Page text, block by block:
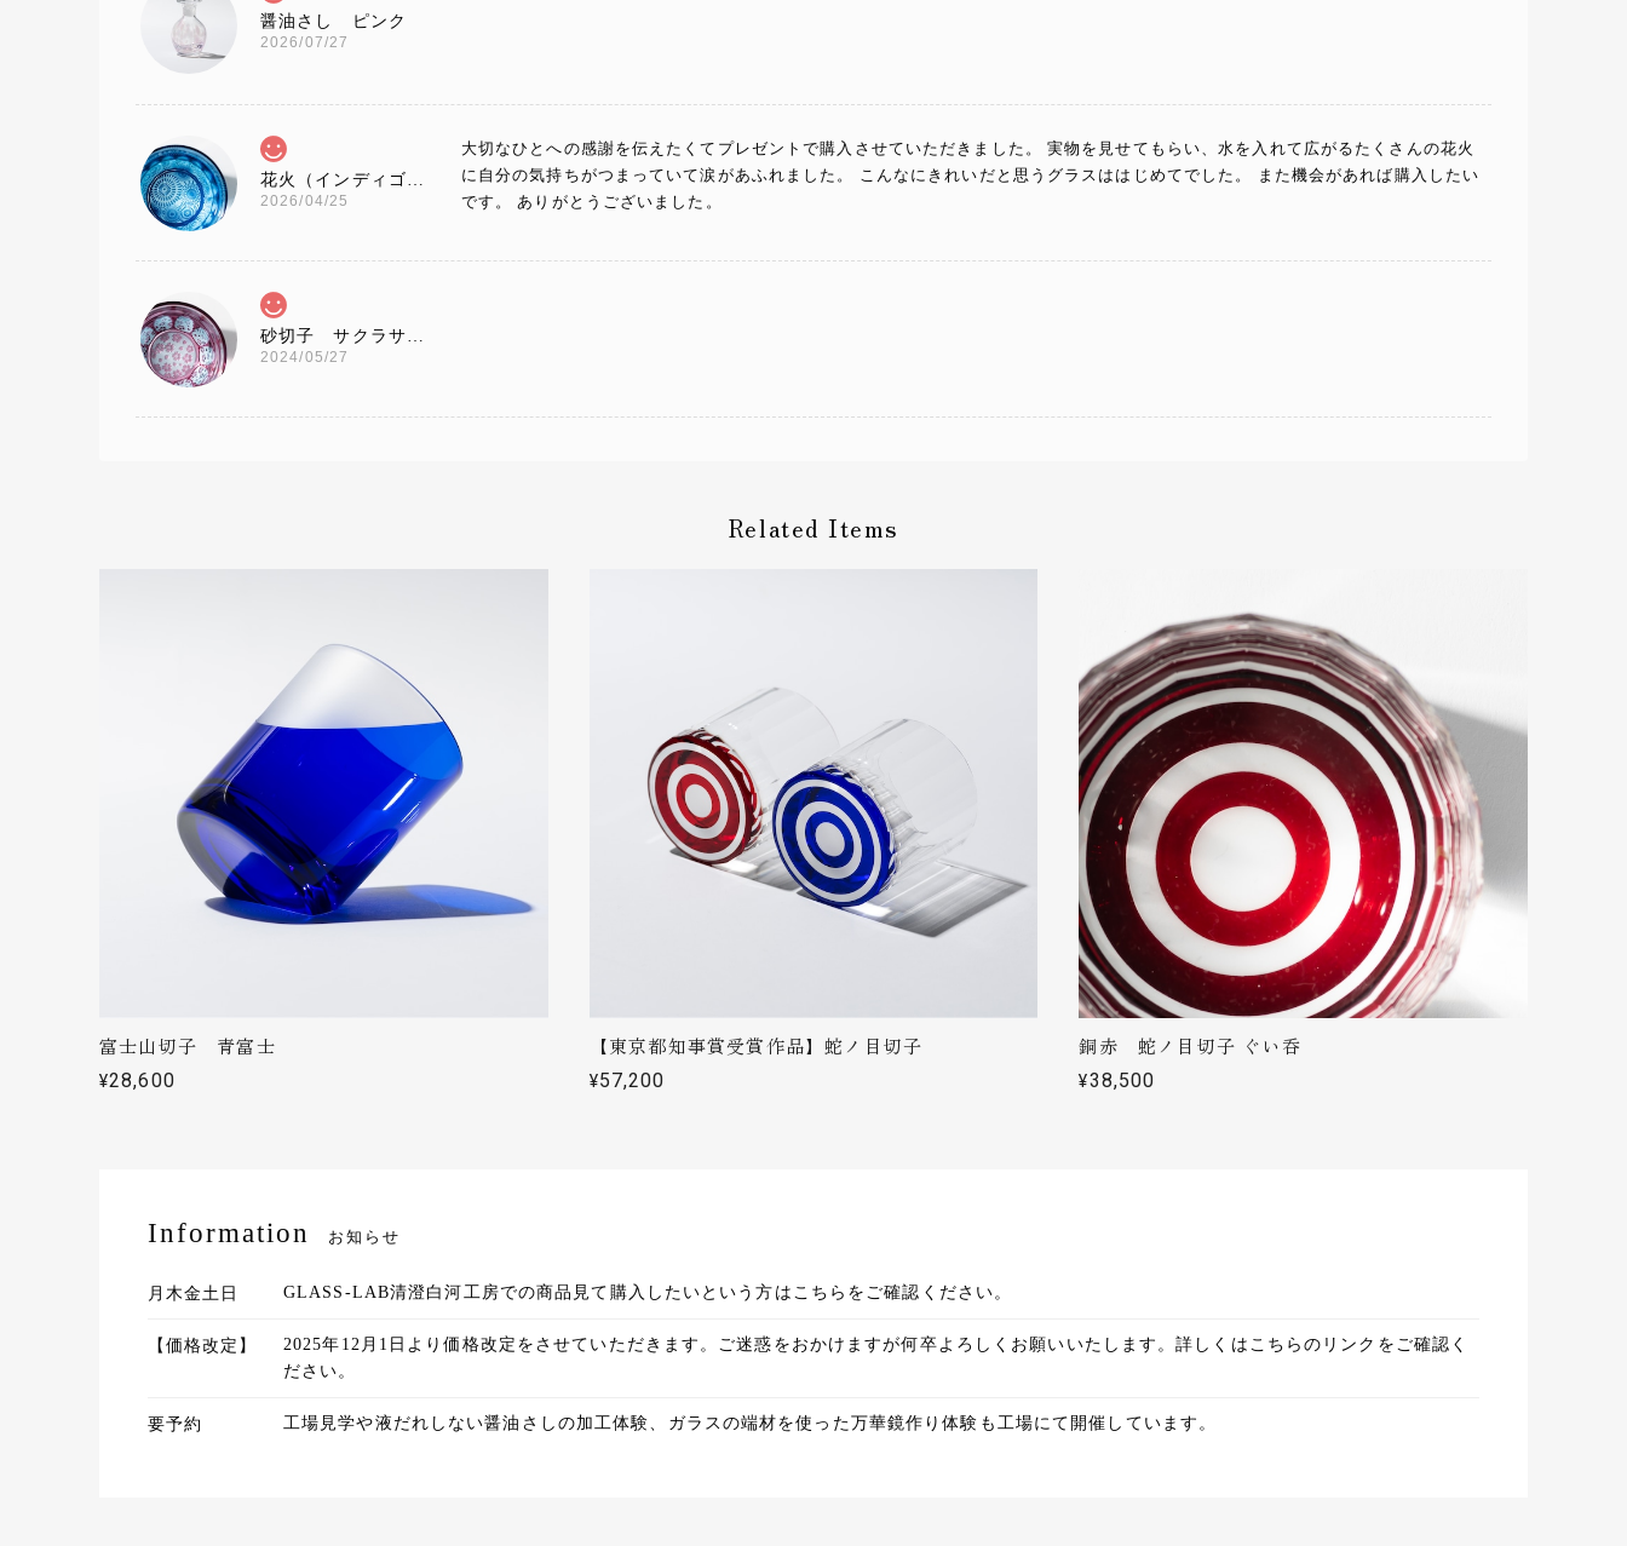
醤油さし ピンク
2026/07/27
花火（インディゴ×ライトブルー）大サイズ
2026/04/25
大切なひとへの感謝を伝えたくてプレゼントで購入させていただきました。 実物を見せてもらい、水を入れて広がるたくさんの花火
に自分の気持ちがつまっていて涙があふれました。 こんなにきれいだと思うグラスははじめてでした。 また機会があれば購入したい
です。 ありがとうございました。
砂切子 サクラサク（金赤×ライトブルー）【名入れ無料 アルファベット12文字まで】金赤という色味で還暦・百寿の方にもピッタリです！
2024/05/27
ありがとうございます！美しい赤が生える江戸切子で金運の象徴でもある金魚をモチーフにさせていただきまし
砂切子 花火（金紫×ライトブルー）【名入れ無料 アルファベット12文字まで】紫なので古希・喜寿・卒寿の贈り物としてもピッタリです！
2023/07/03
プレゼントする方に直送したので実物はわかりませんが、メールで丁寧に対応していただけました。 名前を入れるとどんな感じにな
るのか、ラッピングの例、値上がりのお知らせなどサイトでは確認できなかった？ので、是非載せて欲しいです。
この度はレビューをいただき誠にありがとうございます！ ラッピングの具体例、先ほどご確認いただけるように登
録しました！アドバイスありがとうございます。 名入れのイメージですが分かりづらいかもしれませんが画像にご
ざいますのでご確認いただければ幸いです。値上げの件も弊社ホームページに掲載しておりますが、こちらも分か
りづらく申し訳ありません。 https://glass-labo.com/price202307/ 何卒よろしくお願いいたします。
すごく綺麗なお品です。 お酒を入れた際の模様変わりが素敵で、インテリアとしても上品でお洒落です。 プレゼントした先方にも喜
この度はありがとうございます！ 紅葉の切子はスタッフの中でとても評価の高い切子です。 実はあの素材、オレン
た素材を加工したもので、お酒を注いだ時の紅葉がクッキリ現れる姿は手前味噌ですがとても美しいと思っており
た。末永くご使用いただければ幸いです！
Related Items
富士山切子 青富士
¥28,600
【東京都知事賞受賞作品】蛇ノ目切子
¥57,200
銅赤 蛇ノ目切子 ぐい呑
¥38,500
Information お知らせ
月木金土日 GLASS-LAB清澄白河工房での商品見て購入したいという方はこちらをご確認ください。
【価格改定】
2025年12月1日より価格改定をさせていただきます。ご迷惑をおかけますが何卒よろしくお願いいたします。詳しくはこちらのリンクをご確認く
ださい。
要予約 工場見学や液だれしない醤油さしの加工体験、ガラスの端材を使った万華鏡作り体験も工場にて開催しています。